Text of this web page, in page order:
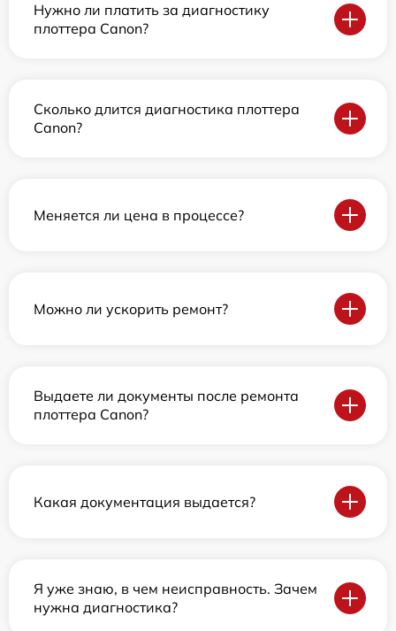
Нужно ли платить за диагностику
плоттера Canon?
Сколько длится диагностика плоттера
Canon?
Меняется ли цена в процессе?
Можно ли ускорить ремонт?
Выдаете ли документы после ремонта
плоттера Canon?
Какая документация выдается?
Я уже знаю, в чем неисправность. Зачем
нужна диагностика?